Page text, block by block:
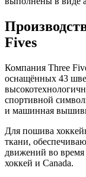
Fives
Компания Three
оснащённых 43
спортивной
и машинная
Для пошива
ткани,
движений во
хоккей и Canada.